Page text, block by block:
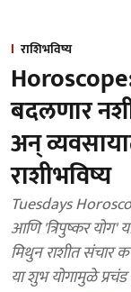
राशिभविष्य
बदलणार
अन्
राशीभविष्य
Tuesdays Horoscope: मंगळवारी 'शुक्ल पक्षातील
आणि 'त्रिपुष्कर योग'
मिथुन राशीत संचार करतील. यामुले
या शुभ योगामुळे